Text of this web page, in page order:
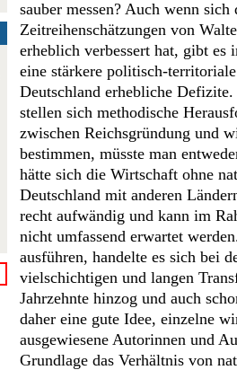
sauber messen? Auch wenn
Zeitreihenschätzungen von
erheblich verbessert hat, gibt es
eine stärkere politisch-
Deutschland erhebliche
stellen sich methodische
zwischen Reichsgründung und
bestimmen, müsste man
hätte sich die Wirtschaft ohne
Deutschland mit anderen
recht aufwändig und kann im
nicht umfassend erwartet
ausführen, handelte es sich bei
vielschichtigen und langen
Jahrzehnte hinzog und auch
daher eine gute Idee, einzelne
ausgewiesene Autorinnen und
Grundlage das Verhältnis von